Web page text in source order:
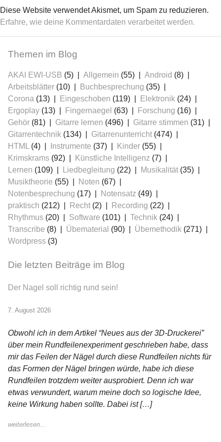
Diese Website verwendet Akismet, um Spam zu reduzieren.
Erfahre, wie deine Kommentardaten verarbeitet werden.
Themen im Blog
AKAI EWI-USB (5) Allgemein (55) Android (8)
Arbeitsblätter (10) Buchbesprechung (35)
Corona (13) Eingeschoben (119) Elektronik (24)
Ergoplay (13) Fingernaegel (63) Forschung (16)
Gehör (81) Gitarre lernen (496) Gitarre stimmen (31)
Gitarrentechnik (134) Gitarrenunterricht(474)
HTML(4) Instrumente (37) Kinder (55)
Krimskrams (92) Künstliche Intelligenz (7)
Lernen (109) Liedbegleitung (22) Musikalität(35)
Musiktheorie (55) Noten (67)
Notenbesprechung (17) Notensatz (49)
praktisch (212) Recht(2) Recording (22)
Rhythmus (20) Software (101) Technik (24)
Transcribe (8) Übematerial (90) Übemethodik (271)
Wordpress (3)
Die letzten Beiträge im Blog
Der Nagel soll richtig rund sein!
7. August 2026
Obwohl ich in dem Artikel “Neues aus der 3D-Druckerei”
über mein Rundfeilenexperiment geschrieben habe, dass
mir das Feilen der Nägel durch diese Rundfeilen nichts für
das Formen der Nägel bringen würde, habe ich diese
Rundfeilen trotzdem weiter ausprobiert. Denn ich war
etwas verwundert, warum meine doch so logische Idee,
keine Wirkung haben sollte. Dabei ist […]
weiterlesen...